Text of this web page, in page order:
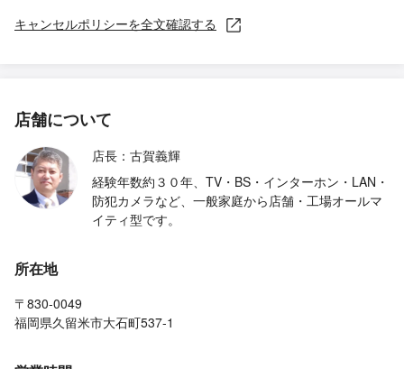
キャンセルポリシーを全文確認する
店舗について
店長：古賀義輝
経験年数約３０年、TV・BS・インターホン・LAN・
防犯カメラなど、一般家庭から店舗・工場オールマ
イティ型です。
所在地
〒830-0049
福岡県久留米市大石町537-1